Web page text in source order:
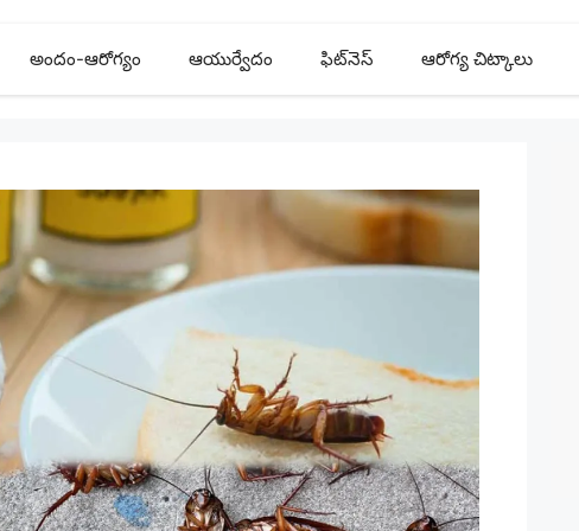
అందం-ఆరోగ్యం ఆయుర్వేదం ఫిట్‌నెస్ ఆరోగ్య చిట్కాలు